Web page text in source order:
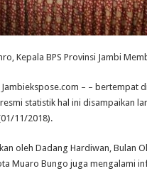
Kepala BPS Provinsi Jambi
Jambiekspose.com – – bertempat
statistik hal ini disampaikan
11/2018).
oleh Dadang Hardiwan, Bulan
Muaro Bungo juga mengalami